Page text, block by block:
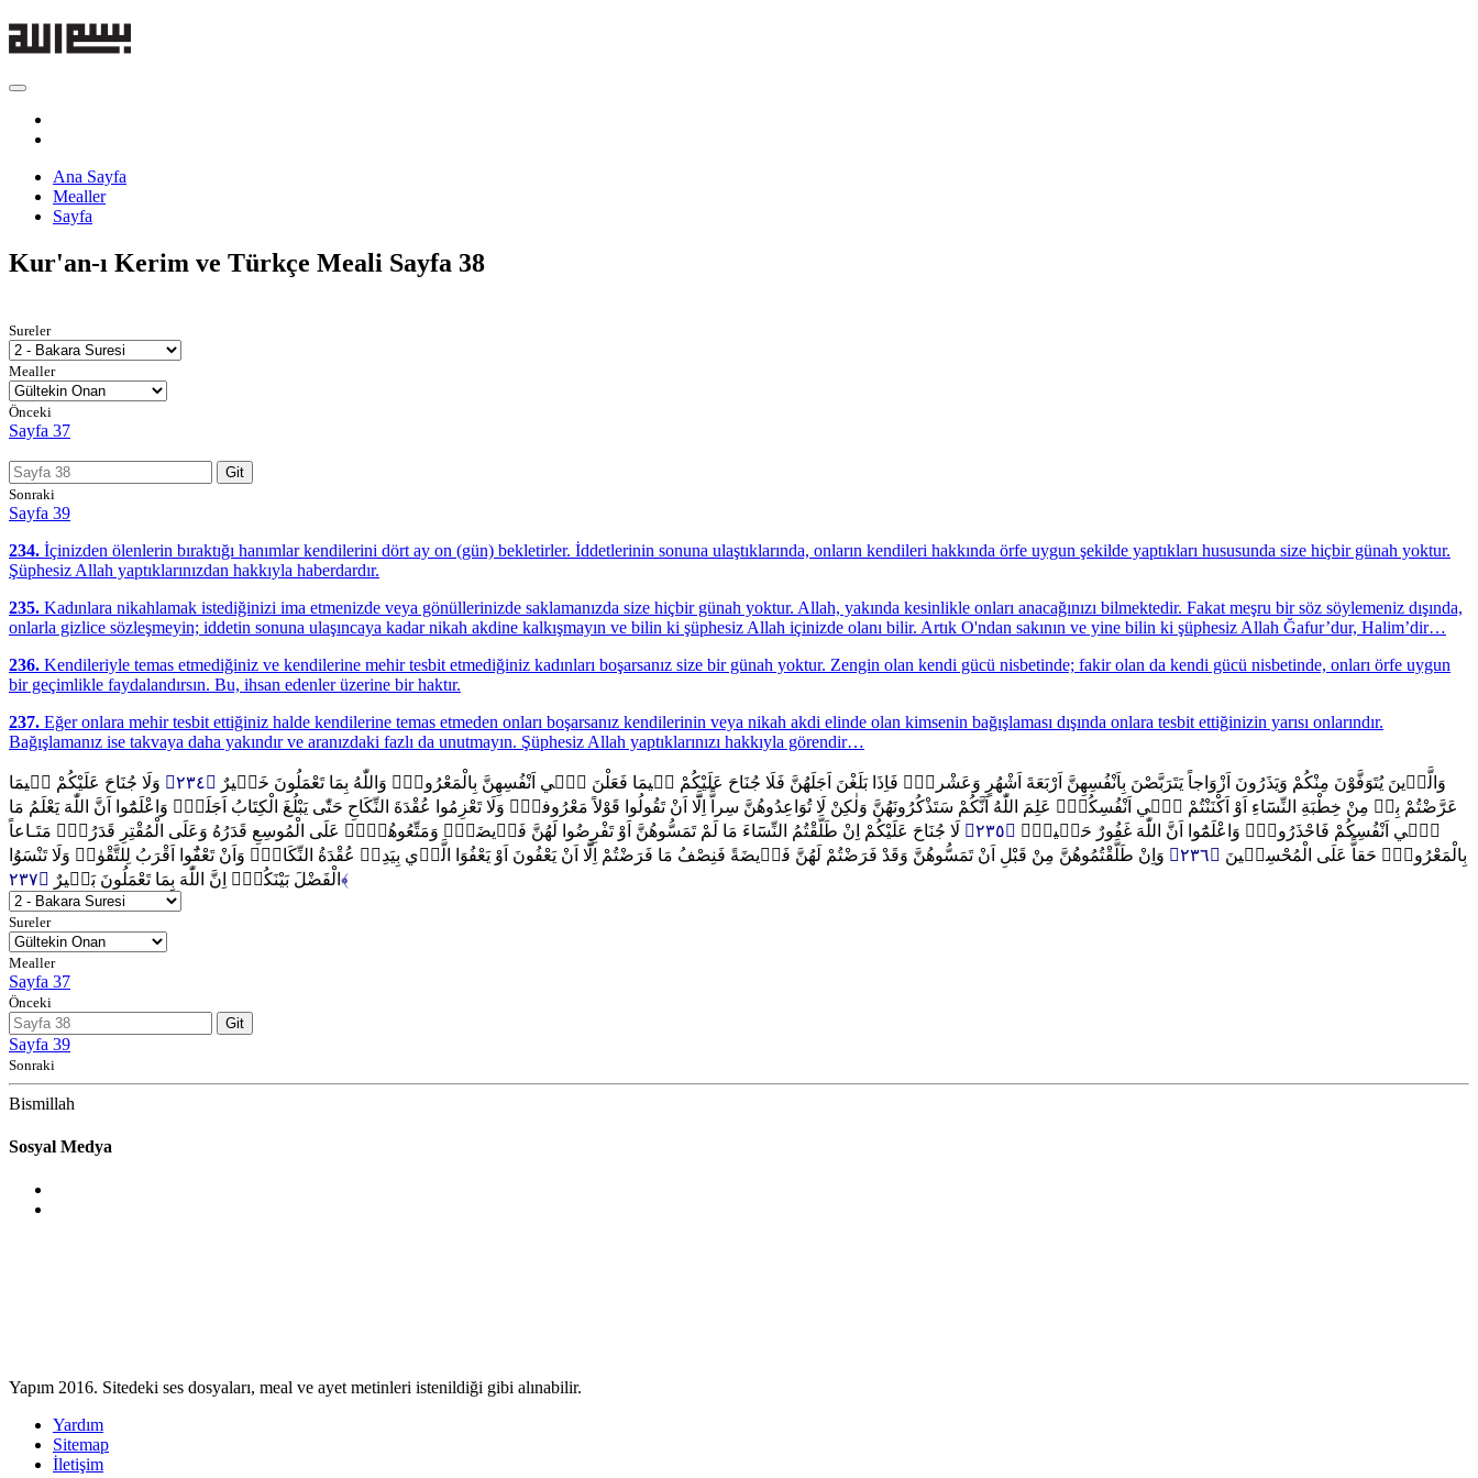
Ana Sayfa
Mealler
Sayfa
Kur'an-ı Kerim ve Türkçe Meali Sayfa 38
Sureler
Mealler
Önceki
Sayfa 37
Git
Sonraki
Sayfa 39
234. İçinizden ölenlerin bıraktığı hanımlar kendilerini dört ay on (gün) bekletirler. İddetlerinin sonuna ulaştıklarında, onların kendileri hakkında örfe uygun şekilde yaptıkları hususunda size hiçbir günah yoktur.
Şüphesiz Allah yaptıklarınızdan hakkıyla haberdardır.
235. Kadınlara nikahlamak istediğinizi ima etmenizde veya gönüllerinizde saklamanızda size hiçbir günah yoktur. Allah, yakında kesinlikle onları anacağınızı bilmektedir. Fakat meşru bir söz söylemeniz dışında,
onlarla gizlice sözleşmeyin; iddetin sonuna ulaşıncaya kadar nikah akdine kalkışmayın ve bilin ki şüphesiz Allah içinizde olanı bilir. Artık O'ndan sakının ve yine bilin ki şüphesiz Allah Ğafur’dur, Halim’dir…
236. Kendileriyle temas etmediğiniz ve kendilerine mehir tesbit etmediğiniz kadınları boşarsanız size bir günah yoktur. Zengin olan kendi gücü nisbetinde; fakir olan da kendi gücü nisbetinde, onları örfe uygun
bir geçimlikle faydalandırsın. Bu, ihsan edenler üzerine bir haktır.
237. Eğer onlara mehir tesbit ettiğiniz halde kendilerine temas etmeden onları boşarsanız kendilerinin veya nikah akdi elinde olan kimsenin bağışlaması dışında onlara tesbit ettiğinizin yarısı onlarındır.
Bağışlamanız ise takvaya daha yakındır ve aranızdaki fazlı da unutmayın. Şüphesiz Allah yaptıklarınızı hakkıyla görendir…
وَالَّذ۪ينَ يُتَوَفَّوْنَ مِنْكُمْ وَيَذَرُونَ اَزْوَاجاً يَتَرَبَّصْنَ بِاَنْفُسِهِنَّ اَرْبَعَةَ اَشْهُرٍ وَعَشْراًۚ فَاِذَا بَلَغْنَ اَجَلَهُنَّ فَلَا جُنَاحَ عَلَيْكُمْ ف۪يمَا فَعَلْنَ ف۪ٓي اَنْفُسِهِنَّ بِالْمَعْرُوفِۜ وَاللّٰهُ بِمَا تَعْمَلُونَ خَب۪يرٌ ﴿٢٣٤﴾
وَلَا جُنَاحَ عَلَيْكُمْ ف۪يمَا
عَرَّضْتُمْ بِه۪ مِنْ خِطْبَةِ النِّسَٓاءِ اَوْ اَكْنَنْتُمْ ف۪ٓي اَنْفُسِكُمْۜ عَلِمَ اللّٰهُ اَنَّكُمْ سَتَذْكُرُونَهُنَّ وَلٰكِنْ لَا تُوَاعِدُوهُنَّ سِراًّ اِلَّٓا اَنْ تَقُولُوا قَوْلاً مَعْرُوفاًۜ وَلَا تَعْزِمُوا عُقْدَةَ النِّكَاحِ حَتّٰى يَبْلُغَ الْكِتَابُ اَجَلَهُۜ وَاعْلَمُٓوا اَنَّ اللّٰهَ يَعْلَمُ مَا
ف۪ٓي اَنْفُسِكُمْ فَاحْذَرُوهُۚ وَاعْلَمُٓوا اَنَّ اللّٰهَ غَفُورٌ حَل۪يمٌ۟ ﴿٢٣٥﴾
لَا جُنَاحَ عَلَيْكُمْ اِنْ طَلَّقْتُمُ النِّسَٓاءَ مَا لَمْ تَمَسُّوهُنَّ اَوْ تَفْرِضُوا لَهُنَّ فَر۪يضَةًۚ وَمَتِّعُوهُنَّۚ عَلَى الْمُوسِعِ قَدَرُهُ وَعَلَى الْمُقْتِرِ قَدَرُهُۚ مَتَـاعاً
بِالْمَعْرُوفِۚ حَقاًّ عَلَى الْمُحْسِن۪ينَ ﴿٢٣٦﴾
وَاِنْ طَلَّقْتُمُوهُنَّ مِنْ قَبْلِ اَنْ تَمَسُّوهُنَّ وَقَدْ فَرَضْتُمْ لَهُنَّ فَر۪يضَةً فَنِصْفُ مَا فَرَضْتُمْ اِلَّٓا اَنْ يَعْفُونَ اَوْ يَعْفُوَا الَّذ۪ي بِيَدِه۪ عُقْدَةُ النِّكَاحِۜ وَاَنْ تَعْفُٓوا اَقْرَبُ لِلتَّقْوٰىۜ وَلَا تَنْسَوُا
الْفَضْلَ بَيْنَكُمْۜ اِنَّ اللّٰهَ بِمَا تَعْمَلُونَ بَص۪يرٌ ﴿٢٣٧﴾
Sureler
Mealler
Sayfa 37
Önceki
Git
Sayfa 39
Sonraki
Bismillah
Sosyal Medya
Yapım 2016. Sitedeki ses dosyaları, meal ve ayet metinleri istenildiği gibi alınabilir.
Yardım
Sitemap
İletişim